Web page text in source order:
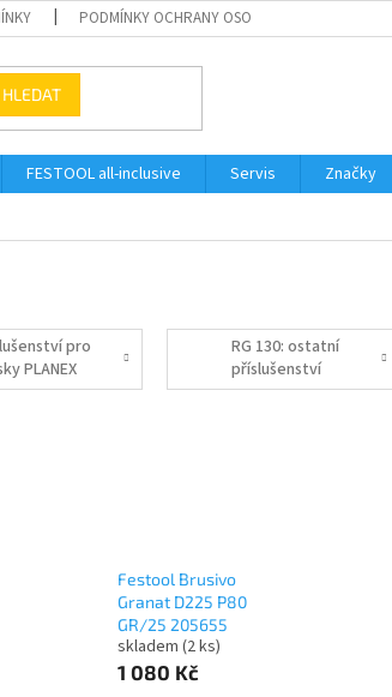
PODMÍNKY OCHRANY OSOBNÍCH ÚDAJŮ
HLEDAT
FESTOOL all-inclusive Servis
Značky
pro
PLANEX
EQ
RG 130: ostatní
příslušenství
Festool Brusivo
Granat D225 P80
GR/25 205655
skladem (2 ks)
1 080 Kč